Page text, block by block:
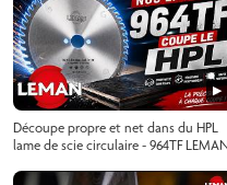
▶
Découpe propre et net dans du HPL
lame de scie circulaire - 964TF